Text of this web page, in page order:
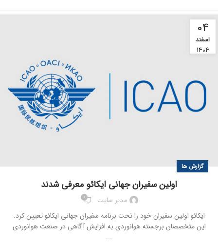
04
اسفند
1404
گزارش ها
اولین سفیران جهانی ایکائو معرفی شدند
مدیر سایت 0
ایکائو اولین سفیران خود را تحت برنامه سفیران جهانی ایکائو تعیین کرد.
این متخصصان برجسته هوانوردی به افزایش آگاهی در صنعت هوانوردی
...